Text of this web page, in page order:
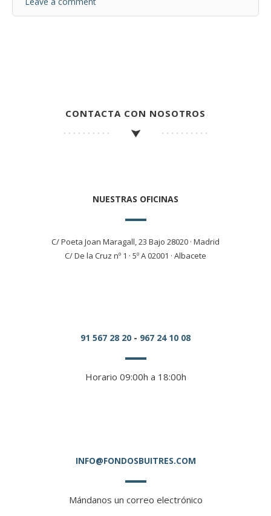
CONTACTA CON NOSOTROS
NUESTRAS OFICINAS
C/ Poeta Joan Maragall, 23 Bajo 28020 · Madrid
C/ De la Cruz nº 1 · 5º A 02001 · Albacete
91 567 28 20 - 967 24 10 08
Horario 09:00h a 18:00h
INFO@FONDOSBUITRES.COM
Mándanos un correo electrónico